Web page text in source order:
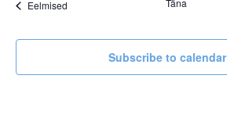
EelmisedSündmused Täna
Subscribe to calendar